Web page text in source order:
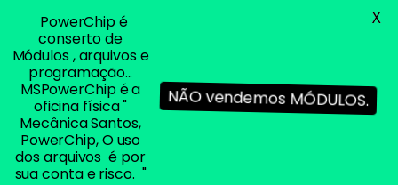
PowerChip é
conserto de
Módulos , arquivos e
programação...
MSPowerChip é a
oficina física "
Mecânica Santos,
PowerChip, O uso
dos arquivos é por
sua conta e risco. "
NÃO vendemos MÓDULOS.
X